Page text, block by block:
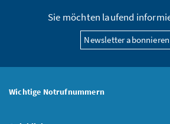
Sie möchten laufend
Newsletter abonnieren
Wichtige Notrufnummern